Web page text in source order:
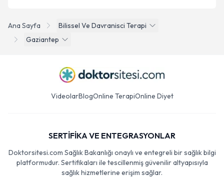
Ana Sayfa
Bilissel Ve Davranisci Terapi
Gaziantep
VideolarBlogOnline TerapiOnline Diyet
SERTİFİKA VE ENTEGRASYONLAR
Doktorsitesi.com Sağlık Bakanlığı onaylı ve entegreli bir sağlık bilgi
platformudur. Sertifikaları ile tescillenmiş güvenilir altyapısıyla
sağlık hizmetlerine erişim sağlar.